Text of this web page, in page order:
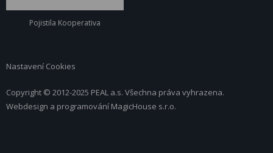
Pojistila Kooperativa
Nastavení Cookies
Copyright © 2012-2025 PEAL a.s. Všechna práva vyhrazena.
Webdesign a programování MagicHouse s.r.o.